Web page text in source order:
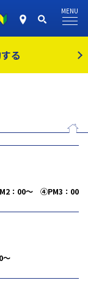
る
MENU
：00～ ④PM3：00
～